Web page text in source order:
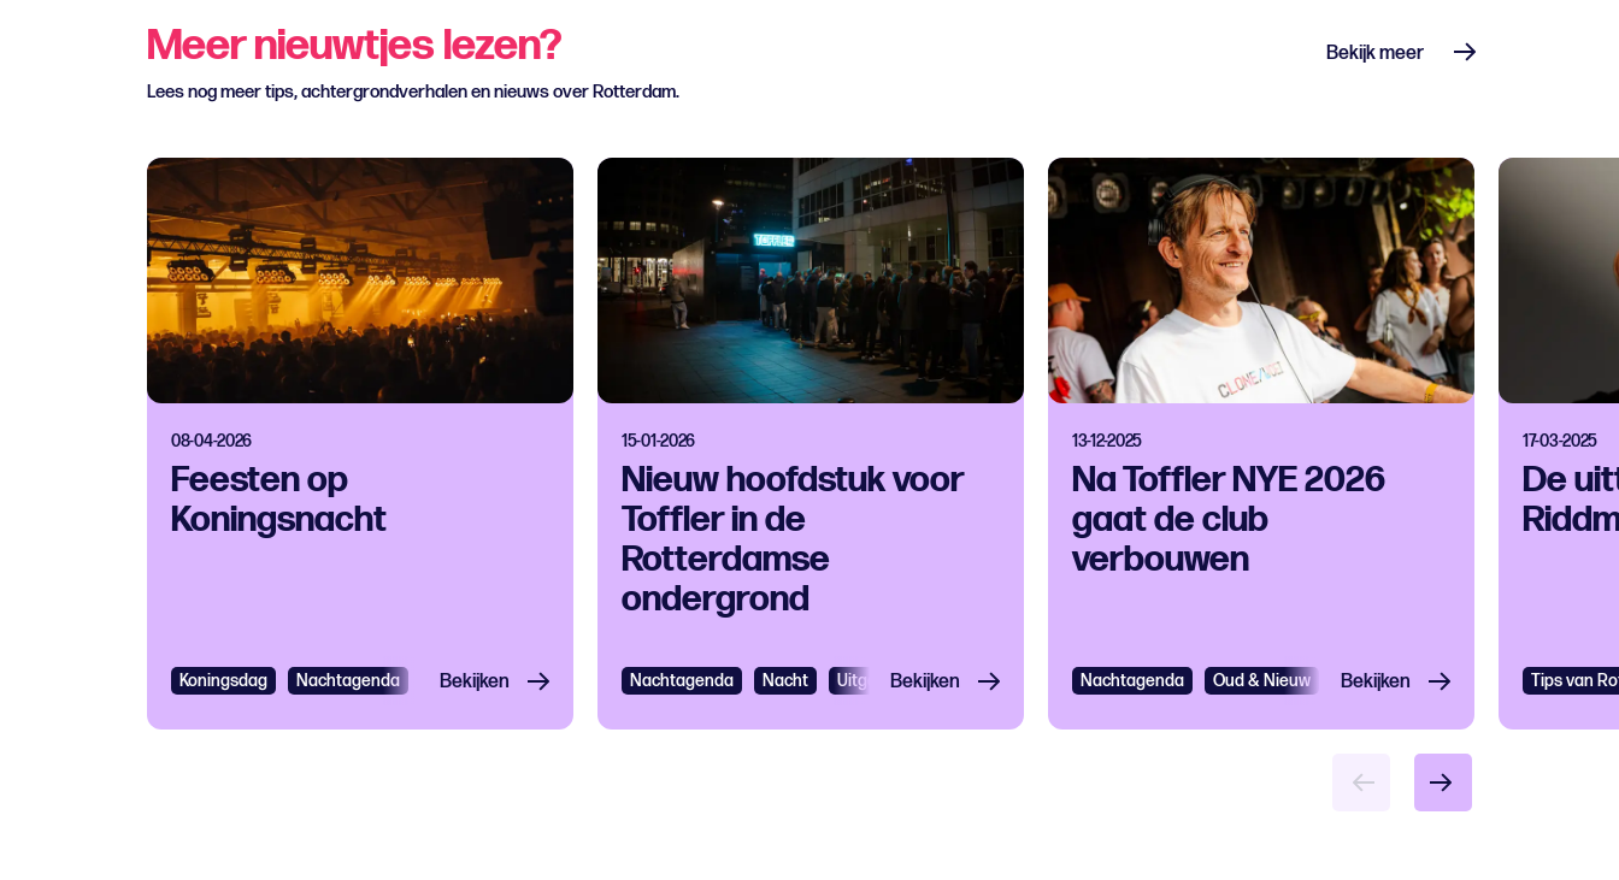
Meer nieuwtjes lezen?
Lees nog meer tips, achtergrondverhalen en nieuws over Rotterdam.
Bekijk meer
08-04-2026
Feesten op
Koningsnacht
Koningsdag Nachtagenda Uitgaan Dancefestival Dance
Bekijken
15-01-2026
Nieuw hoofdstuk voor
Toffler in de
Rotterdamse
ondergrond
Nachtagenda Nacht UitgaanBekijken
13-12-2025
Na Toffler NYE 2026
gaat de club
verbouwen
Nachtagenda Oud & Nieuw Nacht Dance
Bekijken
17-03-2025
De
Tips van